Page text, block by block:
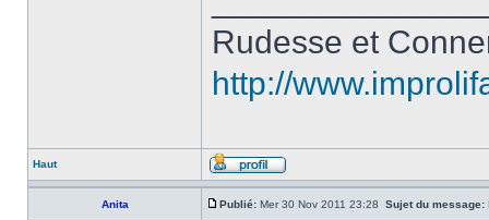
Rudesse et
http://
Haut
Anita Publié: Mer 30 Nov 2011 23:28 Sujet du message: